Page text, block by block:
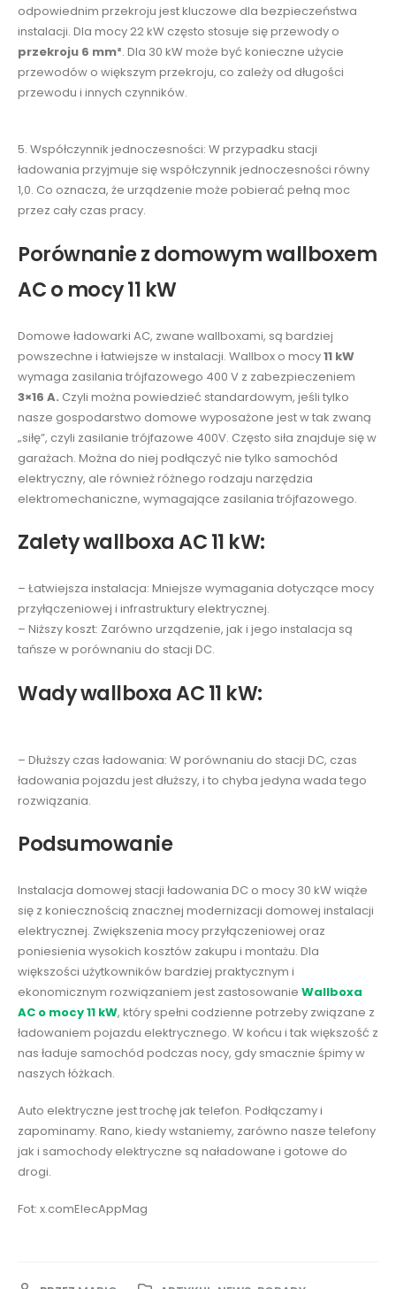
odpowiednim przekroju jest kluczowe dla bezpieczeństwa
instalacji. Dla mocy 22 kW często stosuje się przewody o
przekroju 6 mm². Dla 30 kW może być konieczne użycie
przewodów o większym przekroju, co zależy od długości
przewodu i innych czynników.
5. Współczynnik jednoczesności: W przypadku stacji
ładowania przyjmuje się współczynnik jednoczesności równy
1,0. Co oznacza, że urządzenie może pobierać pełną moc
przez cały czas pracy.
Porównanie z domowym wallboxem
AC o mocy 11 kW
Domowe ładowarki AC, zwane wallboxami, są bardziej
powszechne i łatwiejsze w instalacji. Wallbox o mocy11 kW
wymaga zasilania trójfazowego 400 V z zabezpieczeniem
3×16 A. Czyli można powiedzieć standardowym, jeśli tylko
nasze gospodarstwo domowe wyposażone jest w tak zwaną
„siłę”, czyli zasilanie trójfazowe 400V. Często siła znajduje się w
garażach. Można do niej podłączyć nie tylko samochód
elektryczny, ale również różnego rodzaju narzędzia
elektromechaniczne, wymagające zasilania trójfazowego.
Zalety wallboxa AC 11 kW:
– Łatwiejsza instalacja: Mniejsze wymagania dotyczące mocy
przyłączeniowej i infrastruktury elektrycznej.
– Niższy koszt: Zarówno urządzenie, jak i jego instalacja są
tańsze w porównaniu do stacji DC.
Wady wallboxa AC 11 kW:
– Dłuższy czas ładowania: W porównaniu do stacji DC, czas
ładowania pojazdu jest dłuższy, i to chyba jedyna wada tego
rozwiązania.
Podsumowanie
Instalacja domowej stacji ładowania DC o mocy 30 kW wiąże
się z koniecznością znacznej modernizacji domowej instalacji
elektrycznej. Zwiększenia mocy przyłączeniowej oraz
poniesienia wysokich kosztów zakupu i montażu. Dla
większości użytkowników bardziej praktycznym i
ekonomicznym rozwiązaniem jest zastosowanie Wallboxa
AC o mocy 11 kW, który spełni codzienne potrzeby związane z
ładowaniem pojazdu elektrycznego. W końcu i tak większość z
nas ładuje samochód podczas nocy, gdy smacznie śpimy w
naszych łóżkach.
Auto elektryczne jest trochę jak telefon. Podłączamy i
zapominamy. Rano, kiedy wstaniemy, zarówno nasze telefony
jak i samochody elektryczne są naładowane i gotowe do
drogi.
Fot: x.comElecAppMag